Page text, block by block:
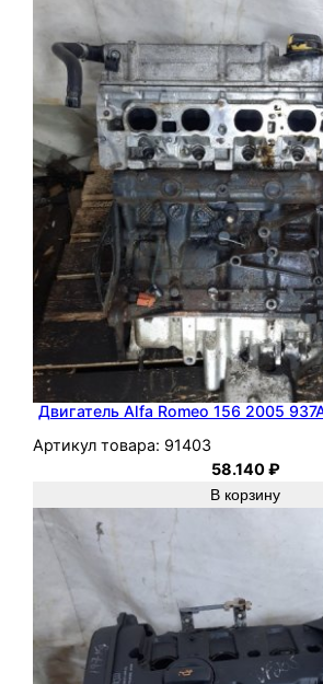
2
0
3
M
Z
-
F
Двигатель Alfa Romeo 156 2005
Артикул товара: 91403
58.140₽
В корзину